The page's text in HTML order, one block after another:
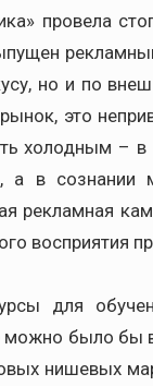
провела
но и по
это
холодным –
а в сознании
рекламная
восприятия
для
можно было
нишевых